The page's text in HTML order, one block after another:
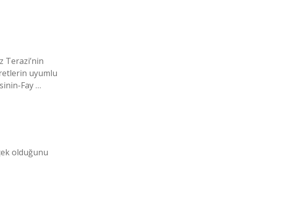
Terazi’nin
uyumlu
Fay …
olduğunu